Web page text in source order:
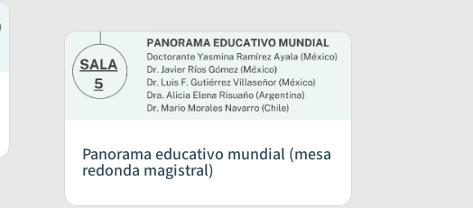
Panorama educativo mundial (mesa
redonda magistral)